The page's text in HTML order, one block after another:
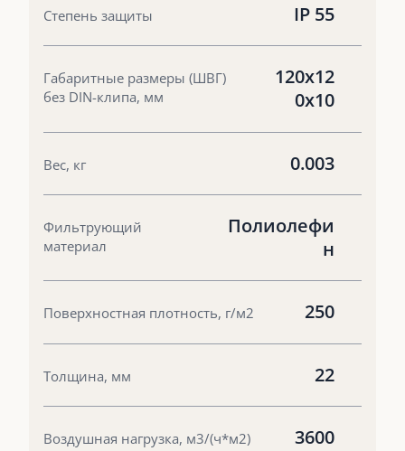
Степень защиты IP 55
Габаритные размеры (ШВГ)
без DIN-клипа, мм
120х12
0х10
Вес, кг 0.003
Фильтрующий
материал
Полиолефи
н
Поверхностная плотность, г/м2 250
Толщина, мм 22
Воздушная нагрузка, м3/(ч*м2) 3600